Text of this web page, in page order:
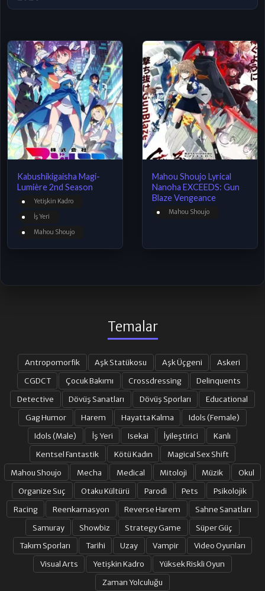
Kabushikigaisha Magi-
Lumière 2nd Season
Yetişkin Kadro
İş Yeri
Mahou Shoujo
Mahou Shoujo Lyrical
Nanoha EXCEEDS: Gun
Blaze Vengeance
Mahou Shoujo
Temalar
Antropomorfik Aşk Statükosu Aşk Üçgeni
Askeri
CGDCT
Çocuk Bakımı Crossdressing
Delinquents
Detective
Dövüş Sanatları Dövüş Sporları
Educational
Gag Humor
Harem Hayatta Kalma
Idols (Female)
Idols (Male)
İş Yeri Isekai İyileştirici
Kanlı
Kentsel Fantastik
Kötü Kadın
Magical Sex Shift
Mahou Shoujo
Mecha Medical Mitoloji Müzik
Okul
Organize Suç
Otaku Kültürü Parodi Pets
Psikolojik
Racing
Reenkarnasyon Reverse Harem
Sahne Sanatları
Samuray
Showbiz Strategy Game
Süper Güç
Takım Sporları
Tarihi Uzay Vampir
Video Oyunları
Visual Arts
Yetişkin Kadro
Yüksek Riskli Oyun
Zaman Yolculuğu